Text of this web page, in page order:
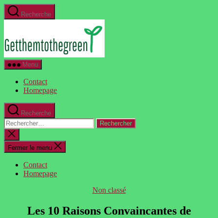
Aller
au
Recherche
Menu
Contact
Homepage
Recherche
Rechercher :
Fermer
la
recherche
Fermer le menu
Contact
Homepage
Catégories
Non classé
Les 10 Raisons Convaincantes de